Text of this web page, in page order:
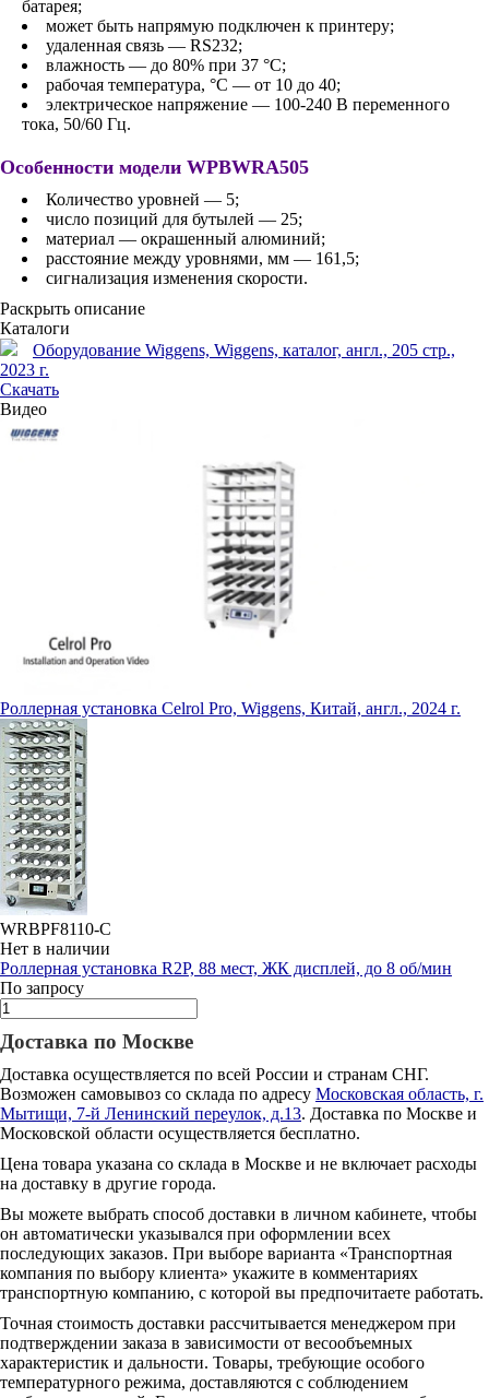
батарея;
может быть напрямую подключен к принтеру;
удаленная связь — RS232;
влажность — до 80% при 37 °С;
рабочая температура, °С — от 10 до 40;
электрическое напряжение — 100-240 В переменного
тока, 50/60 Гц.
Особенности модели WPBWRA505
Количество уровней — 5;
число позиций для бутылей — 25;
материал — окрашенный алюминий;
расстояние между уровнями, мм — 161,5;
сигнализация изменения скорости.
Раскрыть описание
Каталоги
Оборудование Wiggens, Wiggens, каталог, англ., 205 стр.,
2023 г.
Скачать
Видео
Роллерная установка Celrol Pro, Wiggens, Китай, англ., 2024 г.
WRBPF8110-C
Нет в наличии
Роллерная установка R2P, 88 мест, ЖК дисплей, до 8 об/мин
По запросу
Доставка по Москве
Доставка осуществляется по всей России и странам СНГ.
Возможен самовывоз со склада по адресу Московская область, г.
Мытищи, 7-й Ленинский переулок, д.13. Доставка по Москве и
Московской области осуществляется бесплатно.
Цена товара указана со склада в Москве и не включает расходы
на доставку в другие города.
Вы можете выбрать способ доставки в личном кабинете, чтобы
он автоматически указывался при оформлении всех
последующих заказов. При выборе варианта «Транспортная
компания по выбору клиента» укажите в комментариях
транспортную компанию, с которой вы предпочитаете работать.
Точная стоимость доставки рассчитывается менеджером при
подтверждении заказа в зависимости от весообъемных
характеристик и дальности. Товары, требующие особого
температурного режима, доставляются с соблюдением